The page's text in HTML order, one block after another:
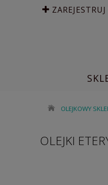
ZAREJESTRUJ
OLEJKOWY
OLEJKI